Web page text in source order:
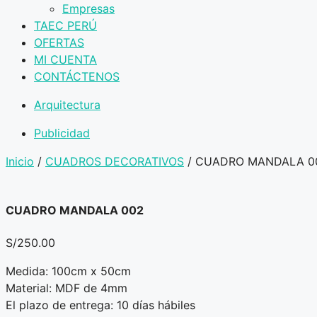
Empresas
TAEC PERÚ
OFERTAS
MI CUENTA
CONTÁCTENOS
Arquitectura
Publicidad
Inicio / CUADROS DECORATIVOS / CUADRO MANDALA
CUADRO MANDALA 002
S/250.00
Medida: 100cm x 50cm
Material: MDF de 4mm
El plazo de entrega: 10 días hábiles